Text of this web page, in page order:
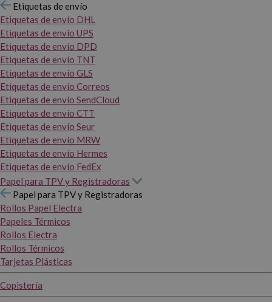
Etiquetas de envío
Etiquetas de envío DHL
Etiquetas de envío UPS
Etiquetas de envío DPD
Etiquetas de envío TNT
Etiquetas de envío GLS
Etiquetas de envío Correos
Etiquetas de envío SendCloud
Etiquetas de envío CTT
Etiquetas de envío Seur
Etiquetas de envío MRW
Etiquetas de envío Hermes
Etiquetas de envío FedEx
Papel para TPV y Registradoras
Papel para TPV y Registradoras
Rollos Papel Electra
Papeles Térmicos
Rollos Electra
Rollos Térmicos
Tarjetas Plásticas
Copistería